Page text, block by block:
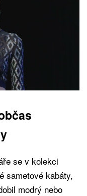
se v kolekci
sametové kabáty,
modrý nebo